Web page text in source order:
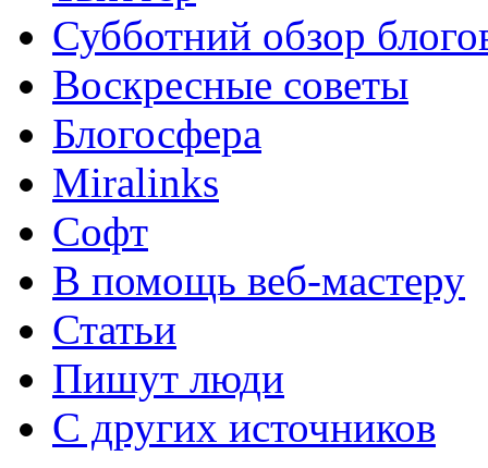
Субботний обзор
Воскресные советы
Блогосфера
Miralinks
Софт
В помощь веб-мастеру
Статьи
Пишут люди
С других источников